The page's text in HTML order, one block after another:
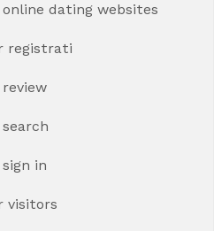
dating websites
registrati
in
visitors